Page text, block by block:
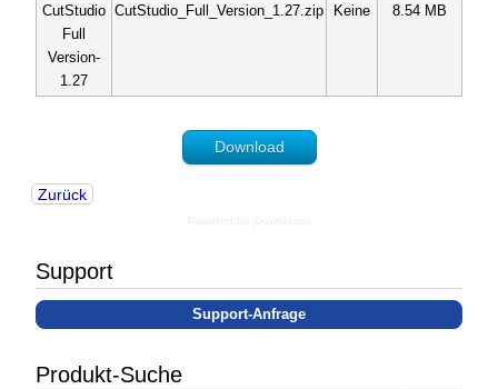
CutStudio
Full
Version-
1.27
CutStudio_Full_Version_1.27.zip Keine 8.54 MB
Download
Zurück
Support
Support-Anfrage
Produkt-Suche